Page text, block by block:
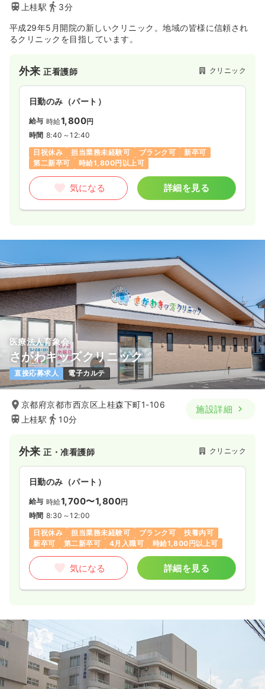
上桂駅
3分
平成29年5月開院の新しいクリニック。地域の皆様に信頼され
るクリニックを目指しています。
外来正看護師 クリニック
日勤のみ（パート）
給与 時給1,800円
時間 8:40～12:40
日祝休み
担当業務未経験可 ブランク可
新卒可
第二新卒可
時給1,800円以上可
気になる 詳細を見る
医療法人育象会
さがわキッズクリニック
直接応募求人 電子カルテ
京都府京都市西京区上桂森下町1-106
上桂駅
10分
施設詳細
外来正・准看護師 クリニック
日勤のみ（パート）
給与 時給1,700〜1,800円
時間 8:30～12:00
日祝休み
担当業務未経験可 ブランク可
扶養内可
新卒可
第二新卒可 4月入職可 時給1,800円以上可
気になる 詳細を見る